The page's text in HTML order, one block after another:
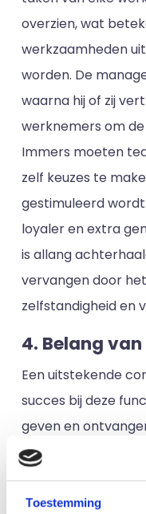
Toestemming
overzien, wat
werkzaamheden
worden. De
waarna hij of zij
werknemers om
Immers moeten
zelf keuzes te
gestimuleerd
loyaler en extra
is allang
vervangen door
zelfstandigheid en
4. Belang
Een uitstekende
succes bij deze
geven en
altijd voor zich
namelijk over
als gevolg dat zij